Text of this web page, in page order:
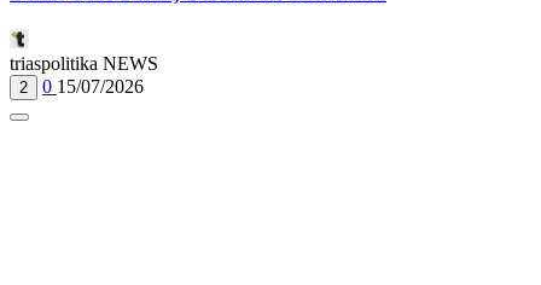
triaspolitika NEWS
2 0 15/07/2026